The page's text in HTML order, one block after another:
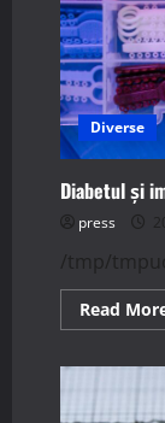
Diverse
Diabetul și
press
/tmp/
Read